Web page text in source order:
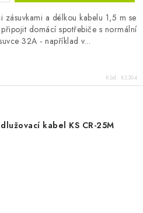
zásuvkami a délkou kabelu 1,5 m se
domácí spotřebiče s normální
32A - například v...
Kód: KS304
kabel KS CR-25M